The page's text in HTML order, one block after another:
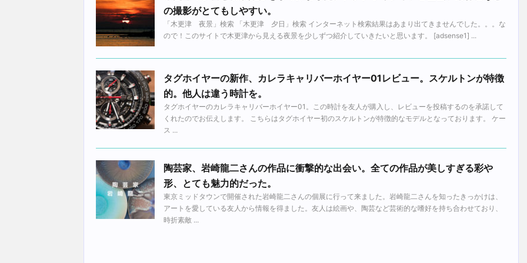
の撮影がとてもしやすい。
「木更津 夜景」検索 「木更津 夕日」検索 インターネット検索結果はあまり出てきませんでした。。。な
ので！このサイトで木更津から見える夜景を少しずつ紹介していきたいと思います。 [adsense1] ...
タグホイヤーの新作、カレラキャリバーホイヤー01レビュー。スケルトンが特徴
的。他人は違う時計を。
タグホイヤーのカレラキャリバーホイヤー01。この時計を友人が購入し、レビューを投稿するのを承諾して
くれたのでお伝えします。 こちらはタグホイヤー初のスケルトンが特徴的なモデルとなっております。 ケー
ス ...
陶芸家、岩崎龍二さんの作品に衝撃的な出会い。全ての作品が美しすぎる彩や
形、とても魅力的だった。
東京ミッドタウンで開催された岩崎龍二さんの個展に行って来ました。岩崎龍二さんを知ったきっかけは、
アートを愛している友人から情報を得ました。友人は絵画や、陶芸など芸術的な嗜好を持ち合わせており、
時折素敵 ...